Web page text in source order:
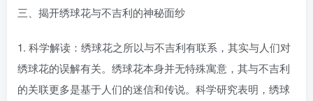
三、揭开绣球花与不吉利的神秘面纱
1. 科学解读：绣球花之所以与不吉利有联系，其实与人们对
绣球花的误解有关。绣球花本身并无特殊寓意，其与不吉利
的关联更多是基于人们的迷信和传说。科学研究表明，绣球